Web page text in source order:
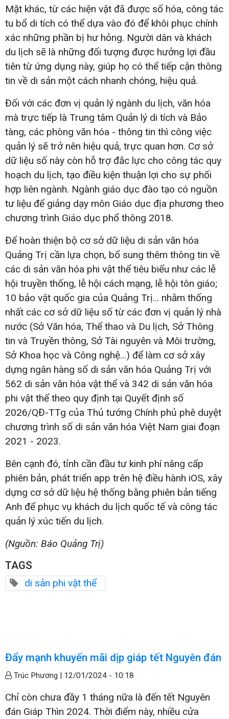
Mặt khác, từ các hiện vật đã được số hóa, công tác
tu bổ di tích có thể dựa vào đó để khôi phục chính
xác những phần bị hư hỏng. Người dân và khách
du lịch sẽ là những đối tượng được hưởng lợi đầu
tiên từ ứng dụng này, giúp họ có thể tiếp cận thông
tin về di sản một cách nhanh chóng, hiệu quả.
Đối với các đơn vị quản lý ngành du lịch, văn hóa
mà trực tiếp là Trung tâm Quản lý di tích và Bảo
tàng, các phòng văn hóa - thông tin thì công việc
quản lý sẽ trở nên hiệu quả, trực quan hơn. Cơ sở
dữ liệu số này còn hỗ trợ đắc lực cho công tác quy
hoạch du lịch, tạo điều kiện thuận lợi cho sự phối
hợp liên ngành. Ngành giáo dục đào tạo có nguồn
tư liệu để giảng dạy môn Giáo dục địa phương theo
chương trình Giáo dục phổ thông 2018.
Để hoàn thiện bộ cơ sở dữ liệu di sản văn hóa
Quảng Trị cần lựa chọn, bổ sung thêm thông tin về
các di sản văn hóa phi vật thể tiêu biểu như các lễ
hội truyền thống, lễ hội cách mạng, lễ hội tôn giáo;
10 bảo vật quốc gia của Quảng Trị... nhằm thống
nhất các cơ sở dữ liệu số từ các đơn vị quản lý nhà
nước (Sở Văn hóa, Thể thao và Du lịch, Sở Thông
tin và Truyền thông, Sở Tài nguyên và Môi trường,
Sở Khoa học và Công nghệ...) để làm cơ sở xây
dựng ngân hàng số di sản văn hóa Quảng Trị với
562 di sản văn hóa vật thể và 342 di sản văn hóa
phi vật thể theo quy định tại Quyết định số
2026/QĐ-TTg của Thủ tướng Chính phủ phê duyệt
chương trình số di sản văn hóa Việt Nam giai đoạn
2021 - 2023.
Bên cạnh đó, tỉnh cần đầu tư kinh phí nâng cấp
phiên bản, phát triển app trên hệ điều hành iOS, xây
dựng cơ sở dữ liệu hệ thống bằng phiên bản tiếng
Anh để phục vụ khách du lịch quốc tế và công tác
quản lý xúc tiến du lịch.
(Nguồn: Báo Quảng Trị)
TAGS
di sản phi vật thể
Đẩy mạnh khuyến mãi dịp giáp tết Nguyên đán
Trúc Phương | 12/01/2024 - 10:18
Chỉ còn chưa đầy 1 tháng nữa là đến tết Nguyên
đán Giáp Thìn 2024. Thời điểm này, nhiều cửa